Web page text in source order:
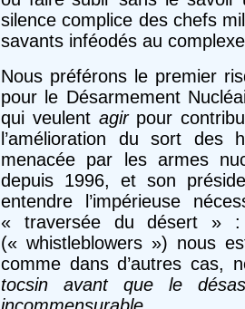
silence complice des chefs
savants inféodés au
Nous préférons le premier
pour le Désarmement
qui veulent agirpour
l’amélioration du sort des
menacée par les armes
depuis 1996, et son
entendre l’impérieuse
« traversée du désert »
(« whistleblowers ») nous
comme dans d’autres cas,
tocsin avant que le